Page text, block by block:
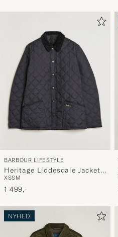
BARBOUR LIFESTYLE
Heritage Liddesdale Jacket
Black
XSSM
1 499,-
NYHED